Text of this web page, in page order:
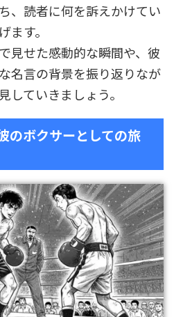
、読者に何を訴えかけてい
ます。
見せた感動的な瞬間や、彼
名言の背景を振り返りなが
していきましょう。
のボクサーとしての旅